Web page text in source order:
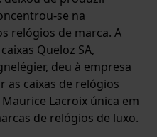
se na
relógios de marca. A
Queloz SA,
deu à empresa
caixas de relógios
Lacroix única em
de relógios de luxo.